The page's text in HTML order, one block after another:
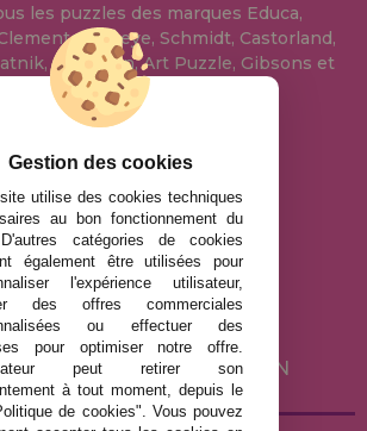
les puzzles des marques Educa,
Heye, Schmidt, Castorland,
Anatolian, Art Puzzle, Gibsons et
bien d'autres.
MENTIONS LÉGALES
DE CONFIDENTIALITÉ
DE COOKIES
ET RETOUR
/ DROIT DE RÉTRACTATION
Gestion des cookies
utilise des cookies techniques
au bon fonctionnement du
catégories de cookies
également être utilisées pour
l'expérience utilisateur,
des offres commerciales
ou effectuer des
pour optimiser notre offre.
peut retirer son
à tout moment, depuis le
de cookies". Vous pouvez